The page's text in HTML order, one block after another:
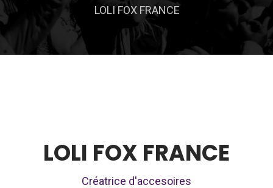
LOLI FOX FRANCE
LOLI FOX FRANCE
Créatrice d'accesoires